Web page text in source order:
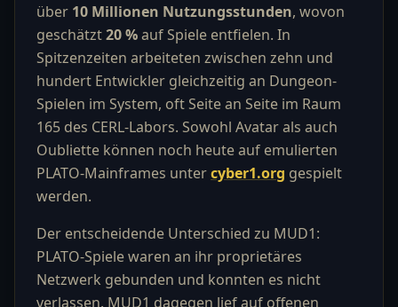
über 10 Millionen Nutzungsstunden, wovon
geschätzt20 %auf Spiele entfielen. In
Spitzenzeiten arbeiteten zwischen zehn und
hundert Entwickler gleichzeitig an Dungeon-
Spielen im System, oft Seite an Seite im Raum
165 des CERL-Labors. Sowohl Avatar als auch
Oubliette können noch heute auf emulierten
PLATO-Mainframes untercyber1.org gespielt
werden.
Der entscheidende Unterschied zu MUD1:
PLATO-Spiele waren an ihr proprietäres
Netzwerk gebunden und konnten es nicht
verlassen. MUD1 dagegen lief auf offenen